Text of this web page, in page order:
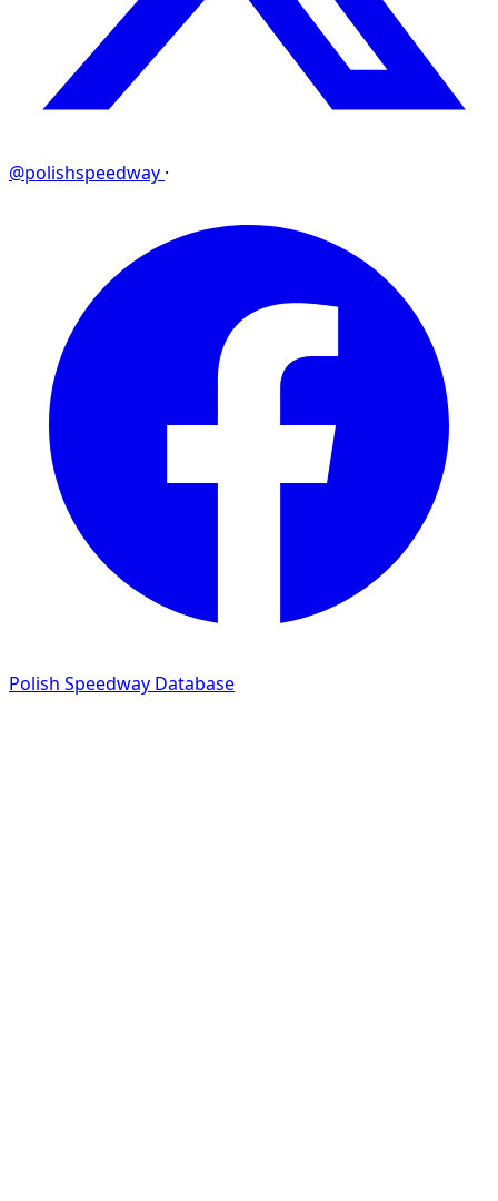
@polishspeedway ·
Polish Speedway Database